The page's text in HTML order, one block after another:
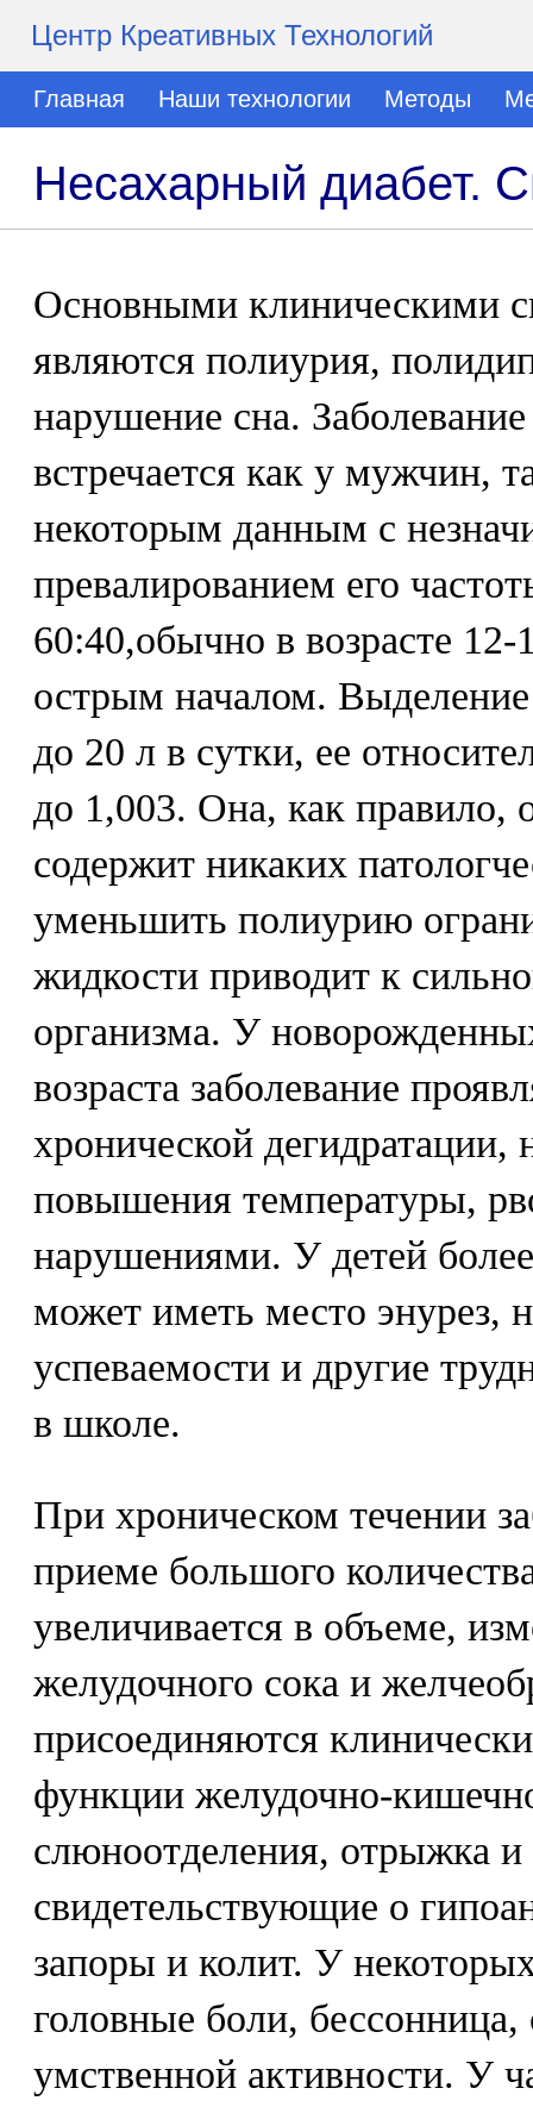
Центр Креативных Технологий
Главная Наши технологии Методы
Несахарный диабет.
Основными клиническими
являются полиурия,
нарушение сна.
встречается как у мужчин,
некоторым данным с
превалированием его
60:40,обычно в возрасте 12-
острым началом.
до 20 л в сутки, ее
до 1,003. Она, как правило,
содержит никаких
уменьшить полиурию
жидкости приводит к
организма. У
возраста заболевание
хронической дегидратации,
повышения температуры,
нарушениями. У детей
может иметь место энурез,
успеваемости и другие
в школе.
При хроническом течении
приеме большого
увеличивается в объеме,
желудочного сока и
присоединяются
функции желудочно-
слюноотделения, отрыжка и
свидетельствующие о
запоры и колит. У
головные боли,
умственной активности. У